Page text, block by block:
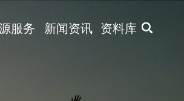
X
服务 新闻资讯 资料库